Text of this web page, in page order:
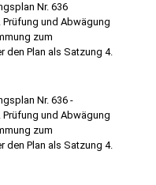
Nr. 636
und Abwägung
zum
den Plan als Satzung 4.
Nr. 636 -
und Abwägung
zum
den Plan als Satzung 4.